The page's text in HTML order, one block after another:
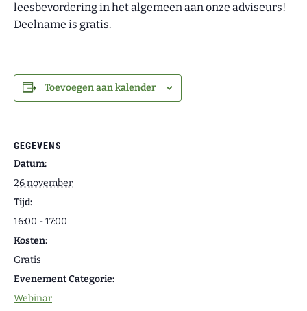
leesbevordering in het algemeen aan onze adviseurs!
Deelname is gratis.
Toevoegen aan kalender
GEGEVENS
Datum:
26 november
Tijd:
16:00 - 17:00
Kosten:
Gratis
Evenement Categorie:
Webinar